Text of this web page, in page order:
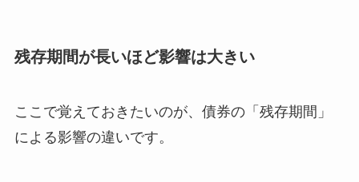
残存期間が長いほど影響は大きい
ここで覚えておきたいのが、債券の「残存期間」
による影響の違いです。